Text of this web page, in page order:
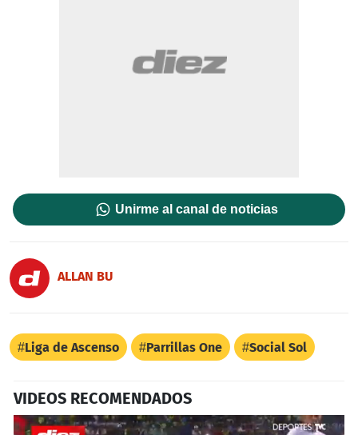
Unirme al canal de noticias
ALLAN BU
Liga de Ascenso Parrillas One Social Sol
VIDEOS RECOMENDADOS